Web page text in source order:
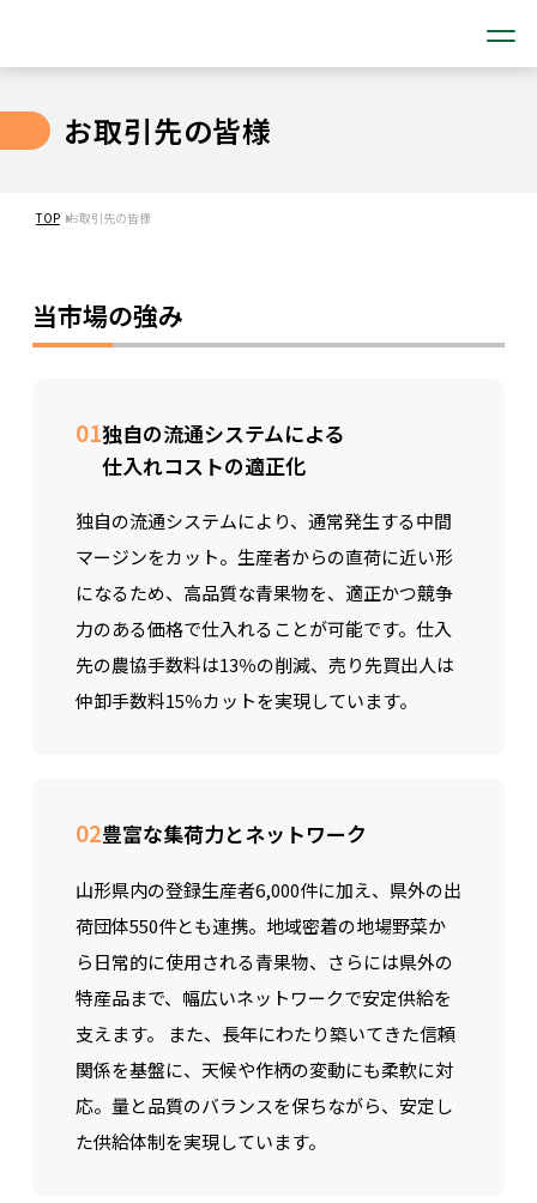
お取引先の皆様
TOP お取引先の皆様
当市場の強み
01独自の流通システムによる
仕入れコストの適正化
独自の流通システムにより、通常発生する中間
マージンをカット。生産者からの直荷に近い形
になるため、高品質な青果物を、適正かつ競争
力のある価格で仕入れることが可能です。仕入
先の農協手数料は13％の削減、売り先買出人は
仲卸手数料15％カットを実現しています。
02豊富な集荷力とネットワーク
山形県内の登録生産者6,000件に加え、県外の出
荷団体550件とも連携。地域密着の地場野菜か
ら日常的に使用される青果物、さらには県外の
特産品まで、幅広いネットワークで安定供給を
支えます。 また、長年にわたり築いてきた信頼
関係を基盤に、天候や作柄の変動にも柔軟に対
応。量と品質のバランスを保ちながら、安定し
た供給体制を実現しています。